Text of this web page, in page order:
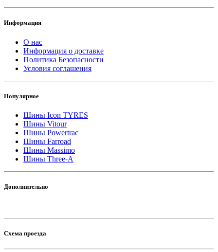
Информация
О нас
Информация о доставке
Политика Безопасности
Условия соглашения
Популярное
Шины Icon TYRES
Шины Vitour
Шины Powertrac
Шины Farroad
Шины Massimo
Шины Three-A
Дополнительно
Схема проезда